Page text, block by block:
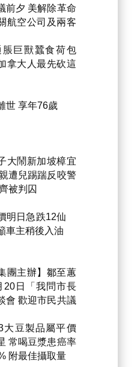
前夕 美解除革命
航空公司及兩客
脹巨獸蠶食荷包
拿大人最先砍這
世 享年76歲
大鬧新加坡樟宜
遭兒踢踹反咬警
被判囚
明日急跌12仙
車主稍後入油
團主辦】鄒至蕙
20日「我問市長
會 歡迎市民共議
大豆製品屬平價
常喝豆漿患癌率
附最佳攝取量